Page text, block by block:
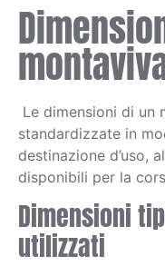
Le dimensioni di un
standardizzate in
destinazione d’uso,
disponibili per la
Dimensioni
utilizzati